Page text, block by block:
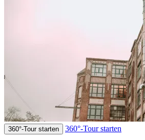
360°-Tour starten 360°-Tour starten